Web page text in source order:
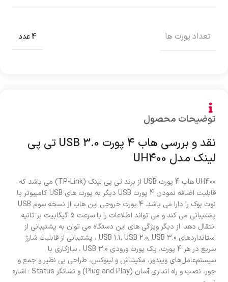
توضیحات محصول
نقد و بررسی هاب 4 پورت USB 3.0 تی پی
لینک مدل UH400
UH400 هاب 4 پورت USB از برند تی پی لینک (TP-Link) می باشد که
قابلیت اضافه نمودن 4 پورت USB دیگر به پورت های USB کامپیوتر یا
نوت بوک را دارا می باشد. 4 پورت خروجی این هاب از نسخه سوم USB
پشتیبانی می کند و می تواند اطلاعات را با سرعت 5 گیگابیت بر ثانیه
انتقال دهد. از دیگر ویژگی های این دستگاه می توان به پشتیبانی از
استانداردهای USB 1.1, USB 2.0, USB 3.0 ، پشتیبانی از قابلیت شارژ
سریع در هر 4 پورت، یک پورت ورودی USB 3.0 ، سازگاری با
سیستم‌عامل‌های ویندوز، مکینتاش و لینوکس، طراحی بی نظیر و جمع و
جور، نصب و راه اندازی آسان (Plug and Play) و نشانگر Status ؛ اشاره
تعداد پورت‌ ها 4 عدد